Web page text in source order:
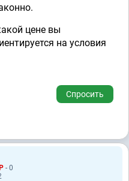
цене вы
на условия
Спросить
- 0